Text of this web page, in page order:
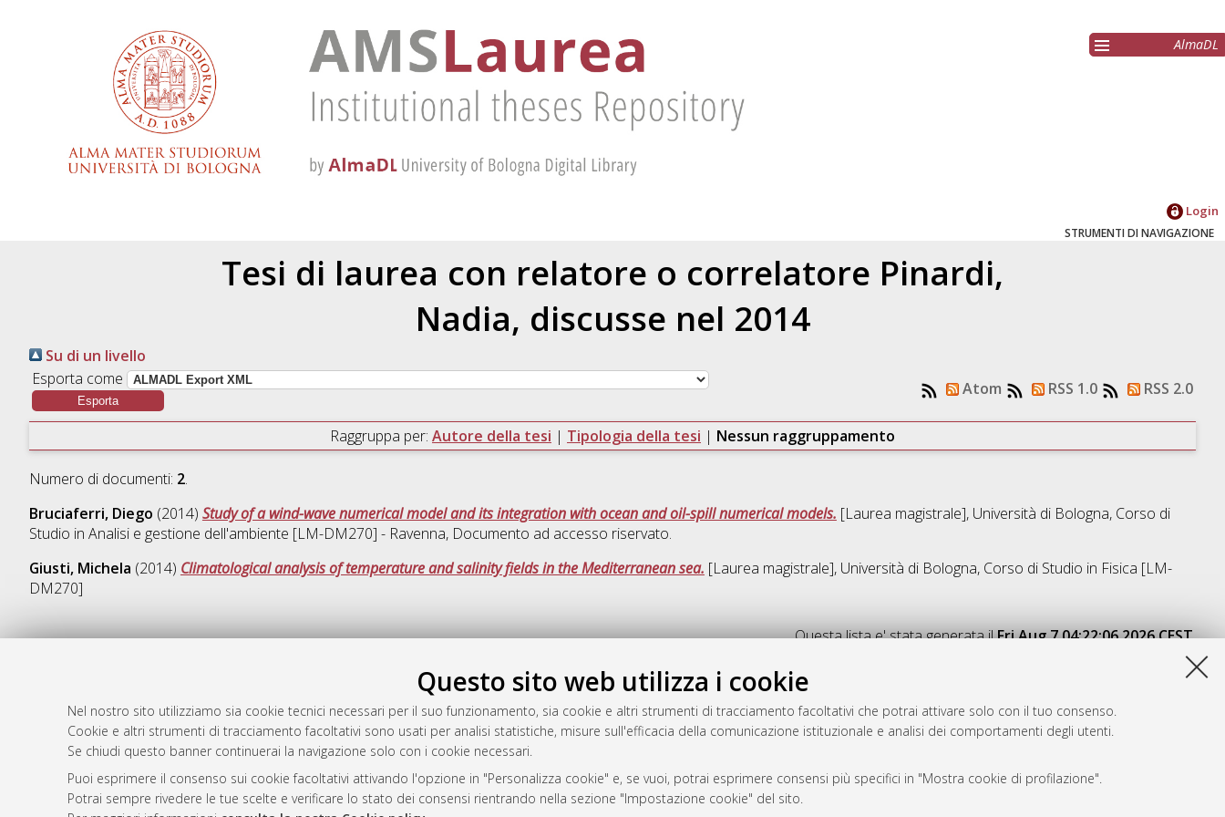
Questo sito web utilizza i cookie
Nel nostro sito utilizziamo sia cookie tecnici necessari per il suo funzionamento, sia cookie e altri strumenti di tracciamento facoltativi che potrai attivare solo con il tuo consenso.
Cookie e altri strumenti di tracciamento facoltativi sono usati per analisi statistiche, misure sull'efficacia della comunicazione istituzionale e analisi dei comportamenti degli utenti.
Se chiudi questo banner continuerai la navigazione solo con i cookie necessari.
Puoi esprimere il consenso sui cookie facoltativi attivando l'opzione in "Personalizza cookie" e, se vuoi, potrai esprimere consensi più specifici in "Mostra cookie di profilazione".
Potrai sempre rivedere le tue scelte e verificare lo stato dei consensi rientrando nella sezione "Impostazione cookie" del sito.
AlmaDL
Login
STRUMENTI DI NAVIGAZIONE
Tesi di laurea con relatore o correlatore Pinardi,
Nadia, discusse nel 2014
Su di un livello
Esporta come
Atom RSS 1.0 RSS 2.0
Raggruppa per: Autore della tesi | Tipologia della tesi | Nessun raggruppamento
Numero di documenti: 2.
Bruciaferri, Diego (2014) Study of a wind-wave numerical model and its integration with ocean and oil-spill numerical models. [Laurea magistrale], Università di Bologna, Corso di
Studio in Analisi e gestione dell'ambiente [LM-DM270] - Ravenna, Documento ad accesso riservato.
Giusti, Michela (2014) Climatological analysis of temperature and salinity fields in the Mediterranean sea. [Laurea magistrale], Università di Bologna, Corso di Studio in Fisica [LM-
DM270]
Questa lista e' stata generata ilFri Aug 7 04:22:06 2026 CEST.
Rss 1.0
Rss 2.0
Servizio implementato e gestito daAlmaDL
Impostazioni Cookie
Informativa sulla privacy
Condizioni d’uso del sito